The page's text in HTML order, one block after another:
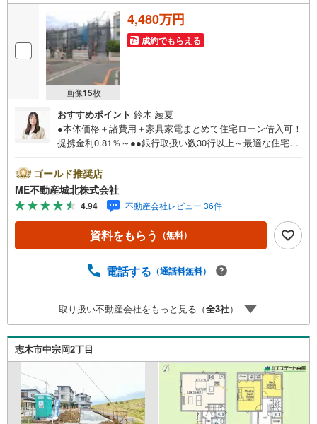
画像15枚
4,480万円
成約でもらえる
おすすめポイント 鈴木 綾夏
●本体価格＋諸費用＋家具家電まとめて住宅ローン借入可！
提携金利0.81％～●●銀行取扱い数30行以上～最適な住宅ロ
多数ございます！（1）勤続年数1ヶ月（2）自己資金0円
（3）産休/育休/契約社員/派遣社員/アルバイト/パート/独
身/自営業/経営者（4）延滞、滞納、個信アウト対応可
（5）収入合算や親子ローン（6）金融機関の借入まとめ
等、家具、家電、引越し費用等おまとめローン（7）永住権
無、持病あり、持ち家残債有でも相談可能●3つの安心サポ
頂けます。2.FPソフトを使用しマイホーム購入の資金計
に安心を提案します。3.どんなに信用のある建築会社でも
ご自分の目で確認することは重要ですよね。弊社は特殊機
材を使用してインスペクションを実施します。
ゴールド推奨店
ME不動産城北株式会社
4.94 不動産会社レビュー 36件
資料をもらう （無料）
電話する （通話料無料）
取り扱い不動産会社をもっと見る（全3社）
志木市中宗岡2丁目